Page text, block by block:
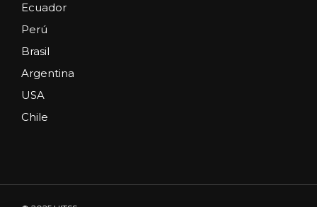
Ecuador
Perú
Brasil
Argentina
USA
Chile